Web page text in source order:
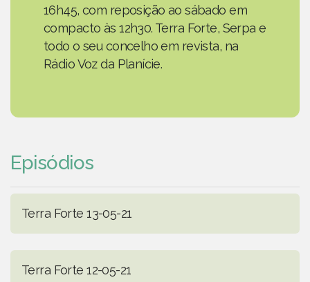
16h45, com reposição ao sábado em
compacto às 12h30. Terra Forte, Serpa e
todo o seu concelho em revista, na
Rádio Voz da Planície.
Episódios
Terra Forte 13-05-21
Terra Forte 12-05-21